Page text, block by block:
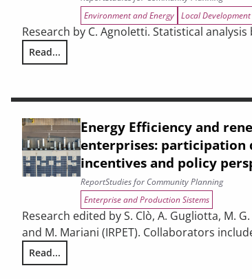
Environment and Energy Local Development
Research by C. Agnoletti. Statistical
Read...
THE CONTRIBUTION OF URBAN AREAS TO
Energy Efficiency and
enterprises: participation
incentives and policy
ReportStudies for Community Planning
Enterprise and Production Sistems
Research edited by S. Clò, A. Gugliotta, M.
and M. Mariani (IRPET). Collaborators
Read...
Energy Efficiency and renewable energy in